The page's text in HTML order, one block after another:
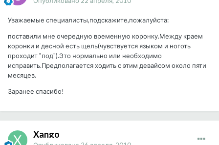
Уважаемые специалисты,подскажите,пожалуйста:
поставили мне очередную временную коронку.Между краем
коронки и десной есть щель(чувствуется языком и ноготь
проходит "под").Это нормально или необходимо
исправить.Предполагается ходить с этим девайсом около пяти
месяцев.
Заранее спасибо!
Xango